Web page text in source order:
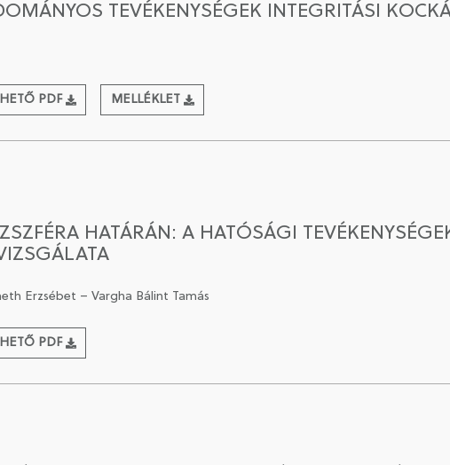
TEVÉKENYSÉGEK INTEGRITÁSI
PDF MELLÉKLET
HATÁRÁN: A HATÓSÁGI
Erzsébet – Vargha Bálint Tamás
PDF